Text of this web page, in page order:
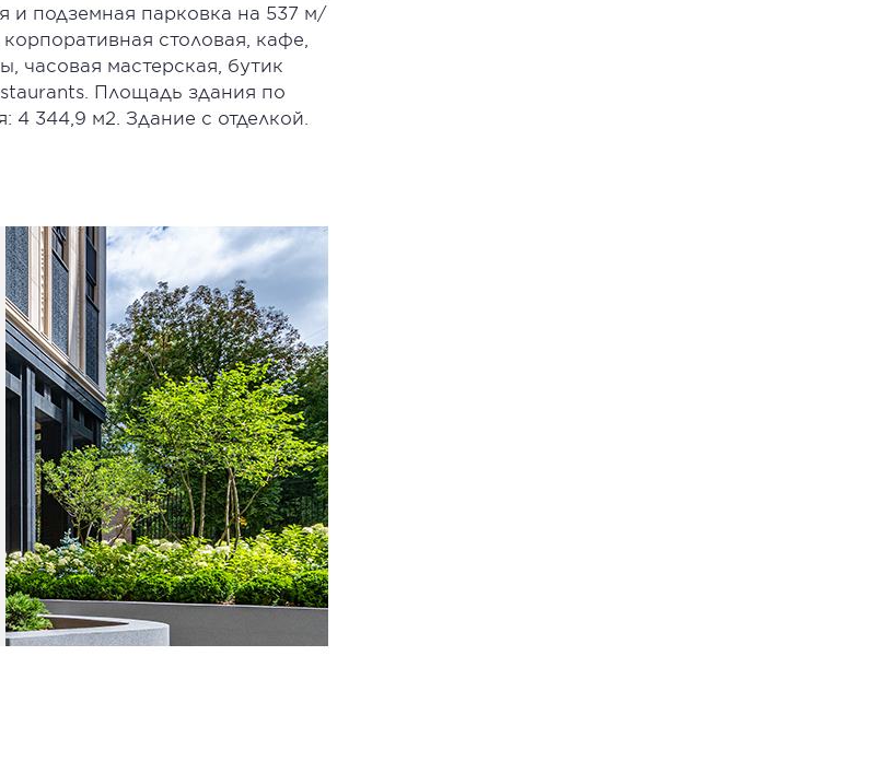
и подземная парковка на 537 м/
столовая, кафе,
часовая мастерская, бутик
Площадь здания по
344,9 м2. Здание с отделкой.